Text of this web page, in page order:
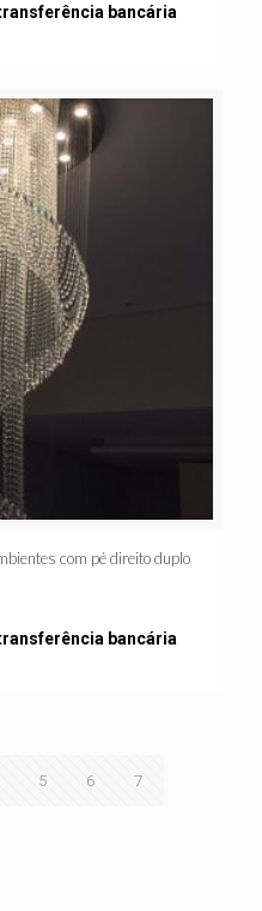
bancária
com pé direito duplo
bancária
5 6 7